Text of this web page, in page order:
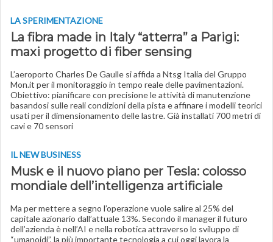
LA SPERIMENTAZIONE
La fibra made in Italy “atterra” a Parigi:
maxi progetto di fiber sensing
L’aeroporto Charles De Gaulle si affida a Ntsg Italia del Gruppo
Mon.it per il monitoraggio in tempo reale delle pavimentazioni.
Obiettivo: pianificare con precisione le attività di manutenzione
basandosi sulle reali condizioni della pista e affinare i modelli teorici
usati per il dimensionamento delle lastre. Già installati 700 metri di
cavi e 70 sensori
IL NEW BUSINESS
Musk e il nuovo piano per Tesla: colosso
mondiale dell’intelligenza artificiale
Ma per mettere a segno l’operazione vuole salire al 25% del
capitale azionario dall’attuale 13%. Secondo il manager il futuro
dell’azienda è nell’AI e nella robotica attraverso lo sviluppo di
“umanoidi”, la più importante tecnologia a cui oggi lavora la